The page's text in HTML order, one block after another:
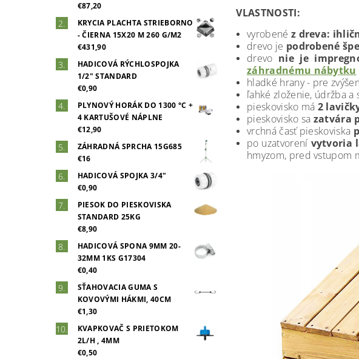
€87,20
KRYCIA PLACHTA STRIEBORNO
- ČIERNA 15X20 M 260 G/M2
€431,90
HADICOVÁ RÝCHLOSPOJKA
1/2" STANDARD
€0,90
PLYNOVÝ HORÁK DO 1300 °C +
4 KARTUŠOVÉ NÁPLNE
€12,90
ZÁHRADNÁ SPRCHA 15G685
€16
HADICOVÁ SPOJKA 3/4"
€0,90
PIESOK DO PIESKOVISKA
STANDARD 25KG
€8,90
HADICOVÁ SPONA 9MM 20-
32MM 1KS G17304
€0,40
SŤAHOVACIA GUMA S
KOVOVÝMI HÁKMI, 40CM
€1,30
KVAPKOVAČ S PRIETOKOM
2L/H , 4MM
€0,50
VLASTNOSTI:
vyrobené z dreva:
drevo je podrobené
drevo nie je
záhradnému nábytku
hladké hrany - pre
ľahké zloženie, údržba a
pieskovisko má 2
pieskovisko sa zatvára
vrchná časť pieskoviska
po uzatvorení vytvoria
hmyzom, pred vstupom